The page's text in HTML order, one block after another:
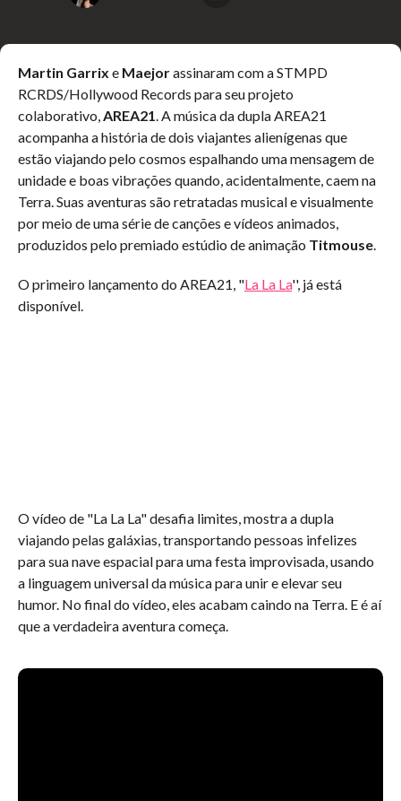
Martin Garrix e Maejorassinaram com a STMPD
RCRDS/Hollywood Records para seu projeto
colaborativo,AREA21. A música da dupla AREA21
acompanha a história de dois viajantes alienígenas que
estão viajando pelo cosmos espalhando uma mensagem de
unidade e boas vibrações quando, acidentalmente, caem na
Terra. Suas aventuras são retratadas musical e visualmente
por meio de uma série de canções e vídeos animados,
produzidos pelo premiado estúdio de animação Titmouse.
O primeiro lançamento do AREA21, "La La La'', já está
disponível.
O vídeo de "La La La" desafia limites, mostra a dupla
viajando pelas galáxias, transportando pessoas infelizes
para sua nave espacial para uma festa improvisada, usando
a linguagem universal da música para unir e elevar seu
humor. No final do vídeo, eles acabam caindo na Terra. E é aí
que a verdadeira aventura começa.